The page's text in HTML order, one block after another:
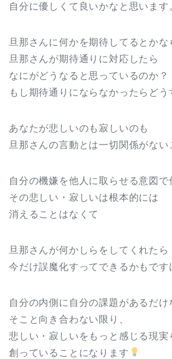
自分に優しくて良いかなと思います
旦那さんに何かを期待してるとかな
旦那さんが期待通りに対応したら
なにがどうなると思っているのか？
もし期待通りにならなかったらどう
あなたが悲しいのも寂しいのも
旦那さんの言動とは一切関係がない
自分の機嫌を他人に取らせる意図で
その悲しい・寂しいは根本的には
消えることはなくて
旦那さんが何かしらをしてくれたら
今だけ誤魔化すってできるかもです
自分の内側に自分の課題があるだけ
そこと向き合わない限り、
悲しい・寂しいをもっと感じる現実
創っていることになります